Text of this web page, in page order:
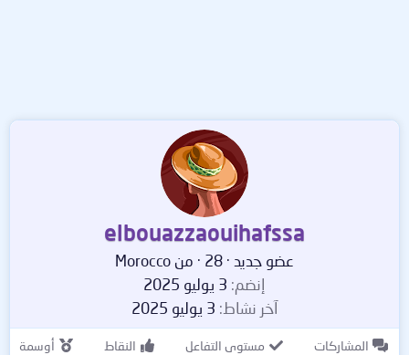
elbouazzaouihafssa
عضو جديد ·
· من Morocco
إنضم 3 يوليو 2025
آخر نشاط 3 يوليو 2025
المشاركات مستوى التفاعل النقاط أوسمة